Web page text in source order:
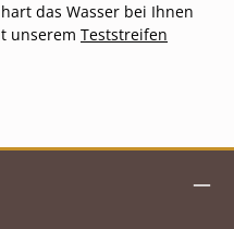
das Wasser bei Ihnen
unserem Teststreifen